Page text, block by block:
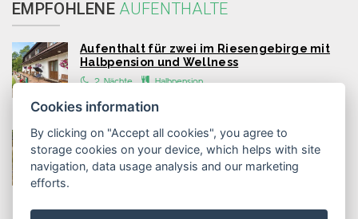
EMPFOHLENE AUFENTHALTE
Aufenthalt für zwei im Riesengebirge mit
Halbpension und Wellness
2 Nächte Halbpension
Aufenthaltspaket für Senioren - mit
Enkelkindern und Haustieren!
2 - 5 nocí Halbpension
Cookies information
By clicking on "Accept all cookies", you agree to
storage cookies on your device, which helps with site
navigation, data usage analysis and our marketing
efforts.